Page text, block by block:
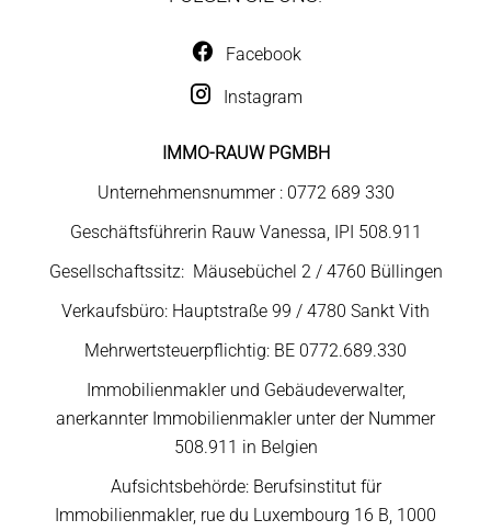
Facebook
Instagram
IMMO-RAUW PGMBH
Unternehmensnummer : 0772 689 330
Geschäftsführerin Rauw Vanessa, IPI 508.911
Gesellschaftssitz: Mäusebüchel 2 / 4760 Büllingen
Verkaufsbüro: Hauptstraße 99 / 4780 Sankt Vith
Mehrwertsteuerpflichtig: BE 0772.689.330
Immobilienmakler und Gebäudeverwalter,
anerkannter Immobilienmakler unter der Nummer
508.911 in Belgien
Aufsichtsbehörde: Berufsinstitut für
Immobilienmakler, rue du Luxembourg 16 B, 1000